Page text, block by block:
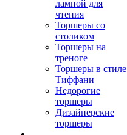
лампой для
чтения
Торшеры со
столиком
Торшеры на
треноге
Торшеры в стиле
Тиффани
Недорогие
торшеры
Дизайнерские
торшеры